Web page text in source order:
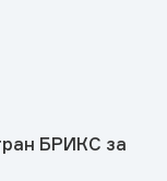
БРИКС за